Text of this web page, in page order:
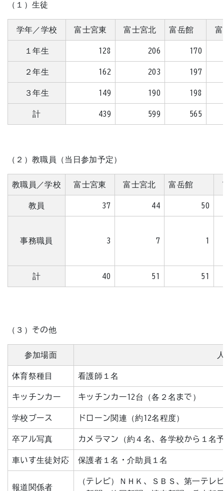
（１）生徒
学年／学校 富士宮東 富士宮北 富岳館
１年生 128 206 170
２年生 162 203 197
３年生 149 190 198
計 439 599 565
（２）教職員（当日参加予定）
教職員／学校 富士宮東 富士宮北 富岳館
教員 37 44 50
事務職員 3 7 1
計 40 51 51
（３）その他
参加場面
体育祭種目 看護師１名
キッチンカー キッチンカー12台（各２名まで）
学校ブース ドローン関連（約12名程度）
卒アル写真 カメラマン（約４名、各学校から１名
車いす生徒対応 保護者１名・介助員１名
報道関係者
（テレビ）ＮＨＫ、ＳＢＳ、第一テレ